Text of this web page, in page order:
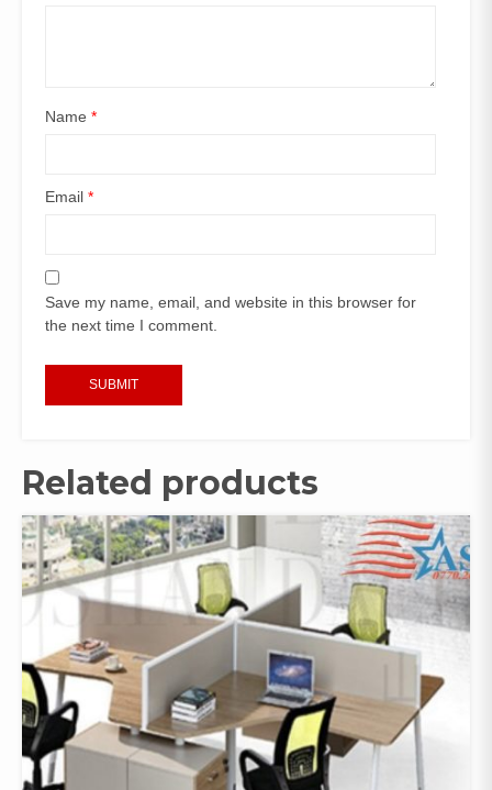
Name *
Email *
Save my name, email, and website in this browser for
the next time I comment.
Related products